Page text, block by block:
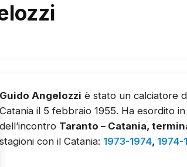
Guido Angelozzi è stato un calciatore
Catania il 5 febbraio 1955. Ha esordito
dell’incontro Taranto – Catania,
stagioni con il Catania: 1973-1974, 1974-